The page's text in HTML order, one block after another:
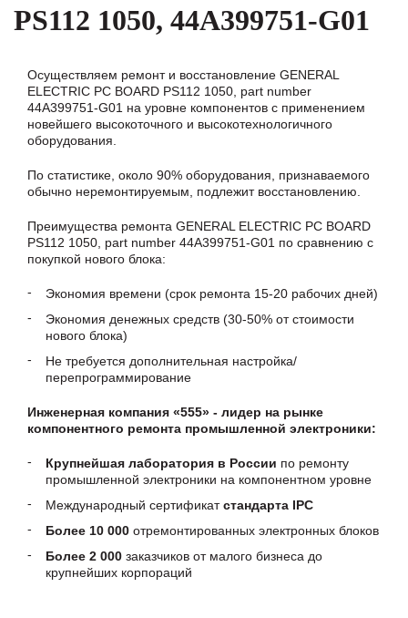
PS112 1050, 44A399751-G01
Осуществляем ремонт и восстановление GENERAL
ELECTRIC PC BOARD PS112 1050, part number
44A399751-G01 на уровне компонентов с применением
новейшего высокоточного и высокотехнологичного
оборудования.
По статистике, около 90% оборудования, признаваемого
обычно неремонтируемым, подлежит восстановлению.
Преимущества ремонта GENERAL ELECTRIC PC BOARD
PS112 1050, part number 44A399751-G01 по сравнению с
покупкой нового блока:
Экономия времени (срок ремонта 15-20 рабочих дней)
Экономия денежных средств (30-50% от стоимости
нового блока)
Не требуется дополнительная настройка/
перепрограммирование
Инженерная компания «555» - лидер на рынке
компонентного ремонта промышленной электроники:
Крупнейшая лаборатория в России по ремонту
промышленной электроники на компонентном уровне
Международный сертификатстандарта IPC
Более 10 000 отремонтированных электронных блоков
Более 2 000 заказчиков от малого бизнеса до
крупнейших корпораций